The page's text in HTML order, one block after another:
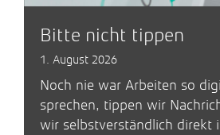
Bitte nicht tippen
1. August 2026
Noch nie war Arbeiten so
sprechen, tippen wir
wir selbstverständlich direkt